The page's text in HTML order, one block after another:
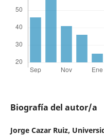
Biografía del autor/a
Jorge Cazar Ruiz,